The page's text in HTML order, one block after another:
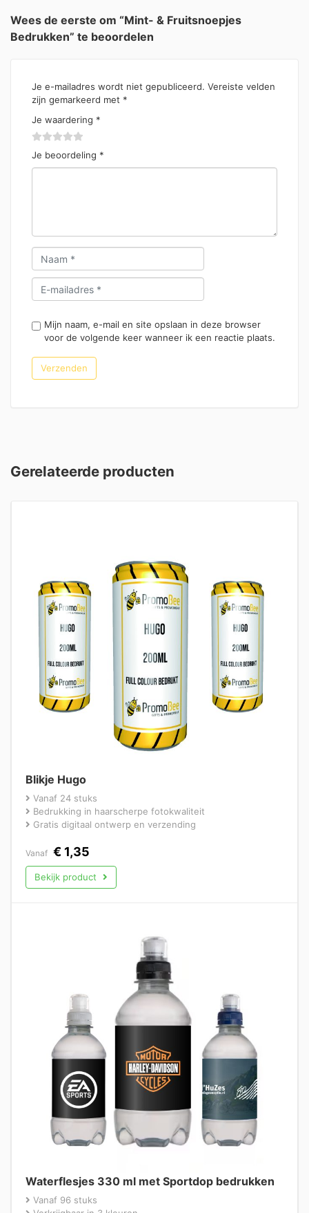
Wees de eerste om “Mint- & Fruitsnoepjes
Bedrukken” te beoordelen
Je e-mailadres wordt niet gepubliceerd. Vereiste velden
zijn gemarkeerd met *
Je waardering *
Je beoordeling *
Mijn naam, e-mail en site opslaan in deze browser
voor de volgende keer wanneer ik een reactie plaats.
Gerelateerde producten
Blikje Hugo
Vanaf 24 stuks
Bedrukking in haarscherpe fotokwaliteit
Gratis digitaal ontwerp en verzending
Vanaf € 1,35
Bekijk product
Waterflesjes 330 ml met Sportdop bedrukken
Vanaf 96 stuks